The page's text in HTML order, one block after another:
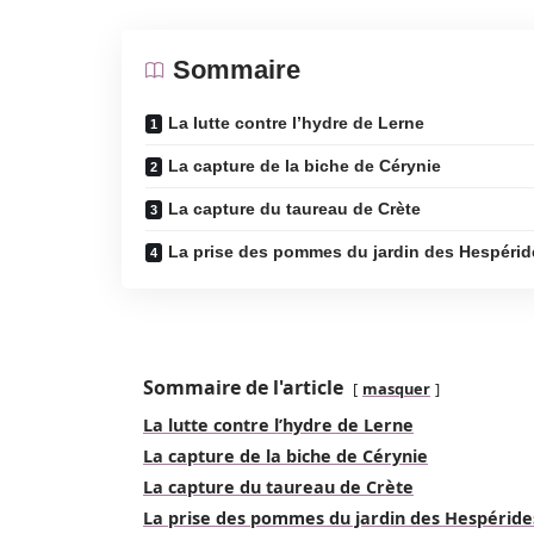
Sommaire
La lutte contre l’hydre de Lerne
La capture de la biche de Cérynie
La capture du taureau de Crète
La prise des pommes du jardin des
Sommaire de l'article masquer
La lutte contre l’hydre de Lerne
La capture de la biche de Cérynie
La capture du taureau de Crète
La prise des pommes du jardin des